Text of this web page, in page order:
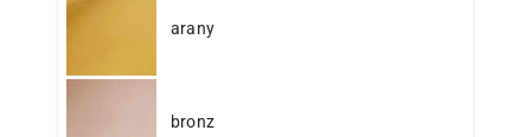
arany
bronz